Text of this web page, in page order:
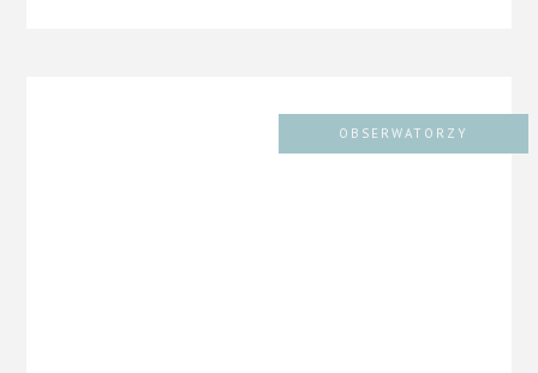
OBSERWATORZY